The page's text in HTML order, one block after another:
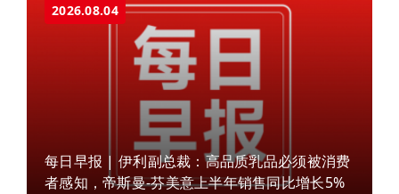
2026.08.04
每日早报 | 伊利副总裁：高品质乳品必须被消费
者感知，帝斯曼-芬美意上半年销售同比增长5%